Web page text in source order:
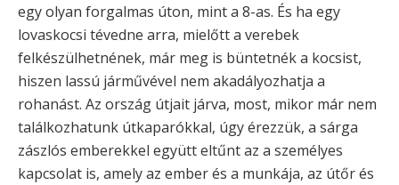
egy olyan forgalmas úton, mint a 8-as. És ha egy
lovaskocsi tévedne arra, mielőtt a verebek
felkészülhetnének, már meg is büntetnék a kocsist,
hiszen lassú járművével nem akadályozhatja a
rohanást. Az ország útjait járva, most, mikor már nem
találkozhatunk útkaparókkal, úgy érezzük, a sárga
zászlós emberekkel együtt eltűnt az a személyes
kapcsolat is, amely az ember és a munkája, az útőr és